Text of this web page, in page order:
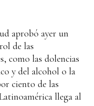
aprobó ayer un
de las
como las dolencias
y del alcohol o la
ciento de las
llega al